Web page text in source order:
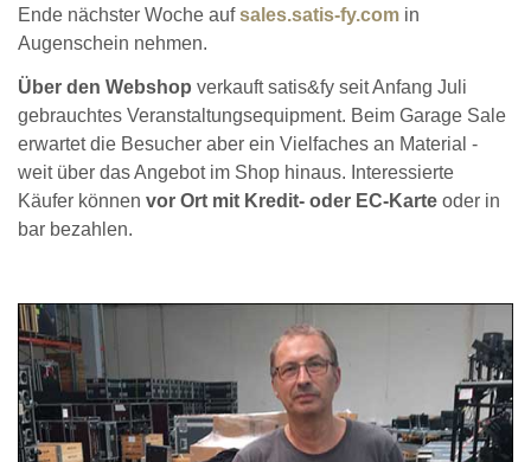
Ende nächster Woche aufsales.satis-fy.com in
Augenschein nehmen.
Über den Webshop verkauft satis&fy seit Anfang Juli
gebrauchtes Veranstaltungsequipment. Beim Garage Sale
erwartet die Besucher aber ein Vielfaches an Material -
weit über das Angebot im Shop hinaus. Interessierte
Käufer können vor Ort mit Kredit- oder EC-Karte oder in
bar bezahlen.